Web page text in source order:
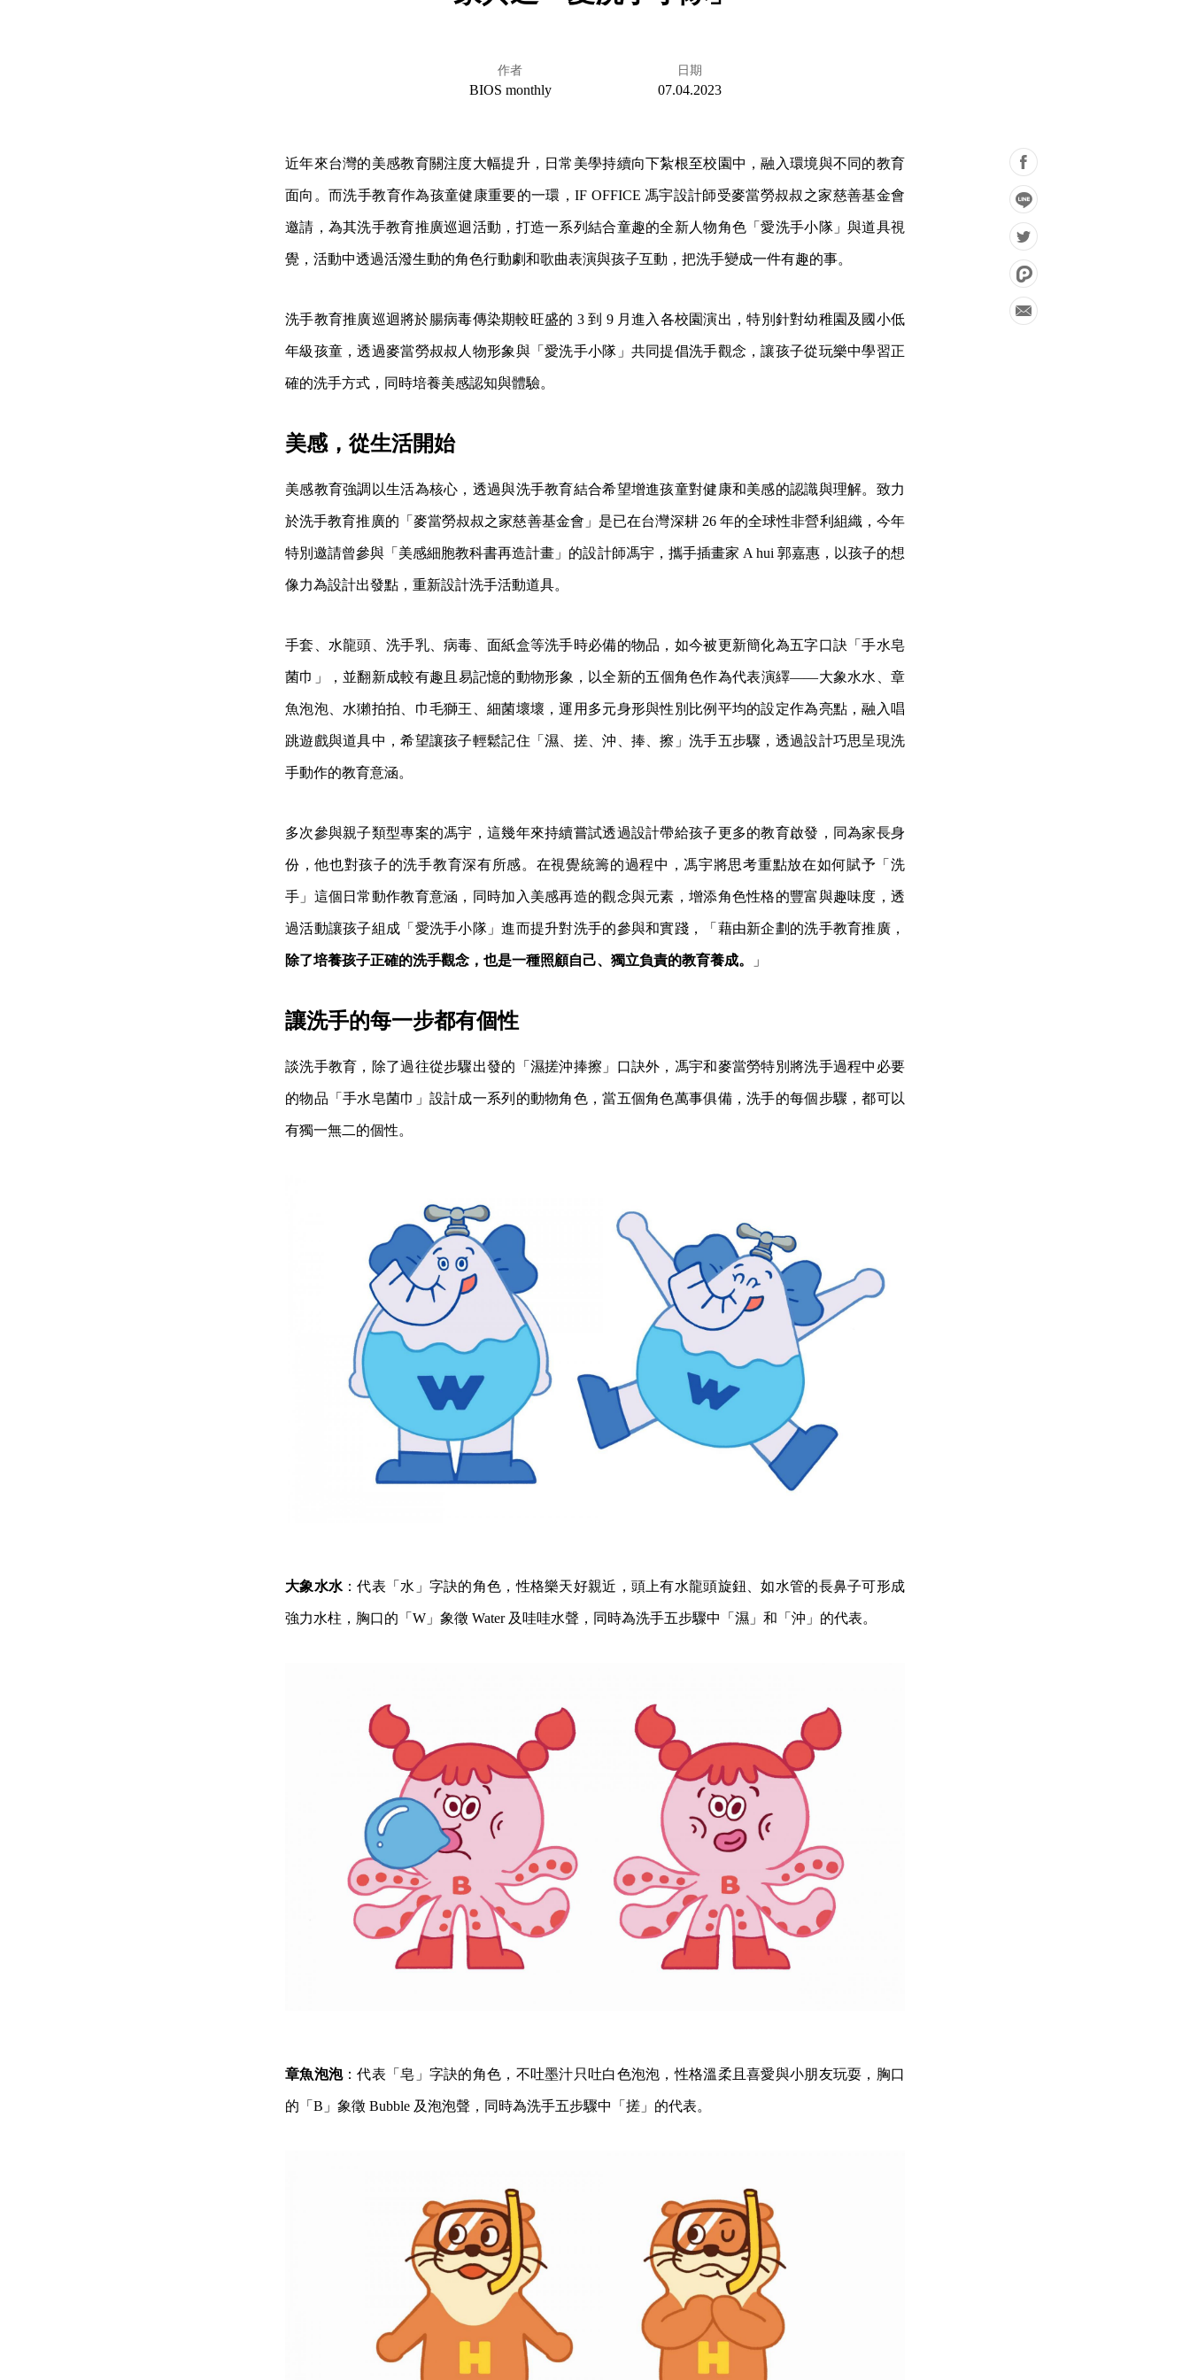
作者
BIOS monthly
日期
07.04.2023
近年來台灣的美感教育關注度大幅提升，日常美學持續向下紮根至校園中，融入環境與不同的教育
面向。而洗手教育作為孩童健康重要的一環，IF OFFICE 馮宇設計師受麥當勞叔叔之家慈善基金會
邀請，為其洗手教育推廣巡迴活動，打造一系列結合童趣的全新人物角色「愛洗手小隊」與道具視
覺，活動中透過活潑生動的角色行動劇和歌曲表演與孩子互動，把洗手變成一件有趣的事。
洗手教育推廣巡迴將於腸病毒傳染期較旺盛的 3 到 9 月進入各校園演出，特別針對幼稚園及國小低
年級孩童，透過麥當勞叔叔人物形象與「愛洗手小隊」共同提倡洗手觀念，讓孩子從玩樂中學習正
確的洗手方式，同時培養美感認知與體驗。
美感，從生活開始
美感教育強調以生活為核心，透過與洗手教育結合希望增進孩童對健康和美感的認識與理解。致力
於洗手教育推廣的「麥當勞叔叔之家慈善基金會」是已在台灣深耕 26 年的全球性非營利組織，今年
特別邀請曾參與「美感細胞教科書再造計畫」的設計師馮宇，攜手插畫家 A hui 郭嘉惠，以孩子的想
像力為設計出發點，重新設計洗手活動道具。
手套、水龍頭、洗手乳、病毒、面紙盒等洗手時必備的物品，如今被更新簡化為五字口訣「手水皂
菌巾」，並翻新成較有趣且易記憶的動物形象，以全新的五個角色作為代表演繹——大象水水、章
魚泡泡、水獺拍拍、巾毛獅王、細菌壞壞，運用多元身形與性別比例平均的設定作為亮點，融入唱
跳遊戲與道具中，希望讓孩子輕鬆記住「濕、搓、沖、捧、擦」洗手五步驟，透過設計巧思呈現洗
手動作的教育意涵。
多次參與親子類型專案的馮宇，這幾年來持續嘗試透過設計帶給孩子更多的教育啟發，同為家長身
份，他也對孩子的洗手教育深有所感。在視覺統籌的過程中，馮宇將思考重點放在如何賦予「洗
手」這個日常動作教育意涵，同時加入美感再造的觀念與元素，增添角色性格的豐富與趣味度，透
過活動讓孩子組成「愛洗手小隊」進而提升對洗手的參與和實踐，「藉由新企劃的洗手教育推廣，
除了培養孩子正確的洗手觀念，也是一種照顧自己、獨立負責的教育養成。 」
讓洗手的每一步都有個性
談洗手教育，除了過往從步驟出發的「濕搓沖捧擦」口訣外，馮宇和麥當勞特別將洗手過程中必要
的物品「手水皂菌巾」設計成一系列的動物角色，當五個角色萬事俱備，洗手的每個步驟，都可以
有獨一無二的個性。
大象水水 ：代表「水」字訣的角色，性格樂天好親近，頭上有水龍頭旋鈕、如水管的長鼻子可形成
強力水柱，胸口的「W」象徵 Water 及哇哇水聲，同時為洗手五步驟中「濕」和「沖」的代表。
章魚泡泡：代表「皂」字訣的角色，不吐墨汁只吐白色泡泡，性格溫柔且喜愛與小朋友玩耍，胸口
的「B」象徵 Bubble 及泡泡聲，同時為洗手五步驟中「搓」的代表。